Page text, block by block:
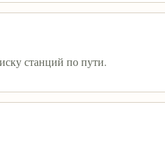
станций по пути.